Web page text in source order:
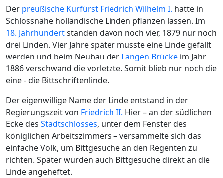
Der preußische Kurfürst Friedrich Wilhelm I. hatte in
Schlossnähe holländische Linden pflanzen lassen. Im
18. Jahrhundertstanden davon noch vier, 1879 nur noch
drei Linden. Vier Jahre später musste eine Linde gefällt
werden und beim Neubau der Langen Brücke im Jahr
1886 verschwand die vorletzte. Somit blieb nur noch die
eine - die Bittschriftenlinde.
Der eigenwillige Name der Linde entstand in der
Regierungszeit von Friedrich II. Hier – an der südlichen
Ecke des Stadtschlosses, unter dem Fenster des
königlichen Arbeitszimmers – versammelte sich das
einfache Volk, um Bittgesuche an den Regenten zu
richten. Später wurden auch Bittgesuche direkt an die
Linde angeheftet.